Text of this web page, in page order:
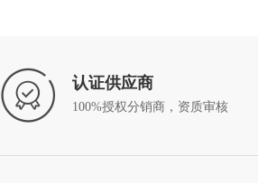
认证供应商
100%授权分销商，资质审核